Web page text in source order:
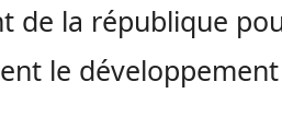
de la république
le